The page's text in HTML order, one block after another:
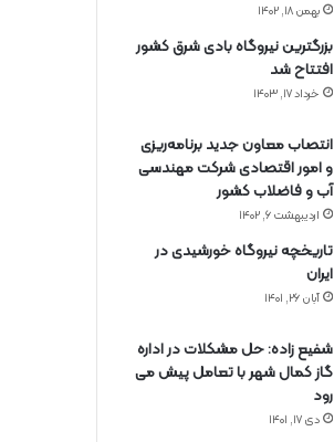
بهمن ۱۸, ۱۴۰۲
بزرگترین نیروگاه بادی شرق کشور
افتتاح شد
خرداد ۱۷, ۱۴۰۳
انتصاب معاون جدید برنامه‌ریزی
و امور اقتصادی شرکت مهندسی
آب و فاضلاب کشور
اردیبهشت ۶, ۱۴۰۲
تاریخچه نیروگاه خورشیدی در
ایران
آبان ۲۶, ۱۴۰۱
شفیع زاده: حل مشکلات در اداره
گاز کمال شهر با تعامل پیش می
رود
دی ۱۷, ۱۴۰۱